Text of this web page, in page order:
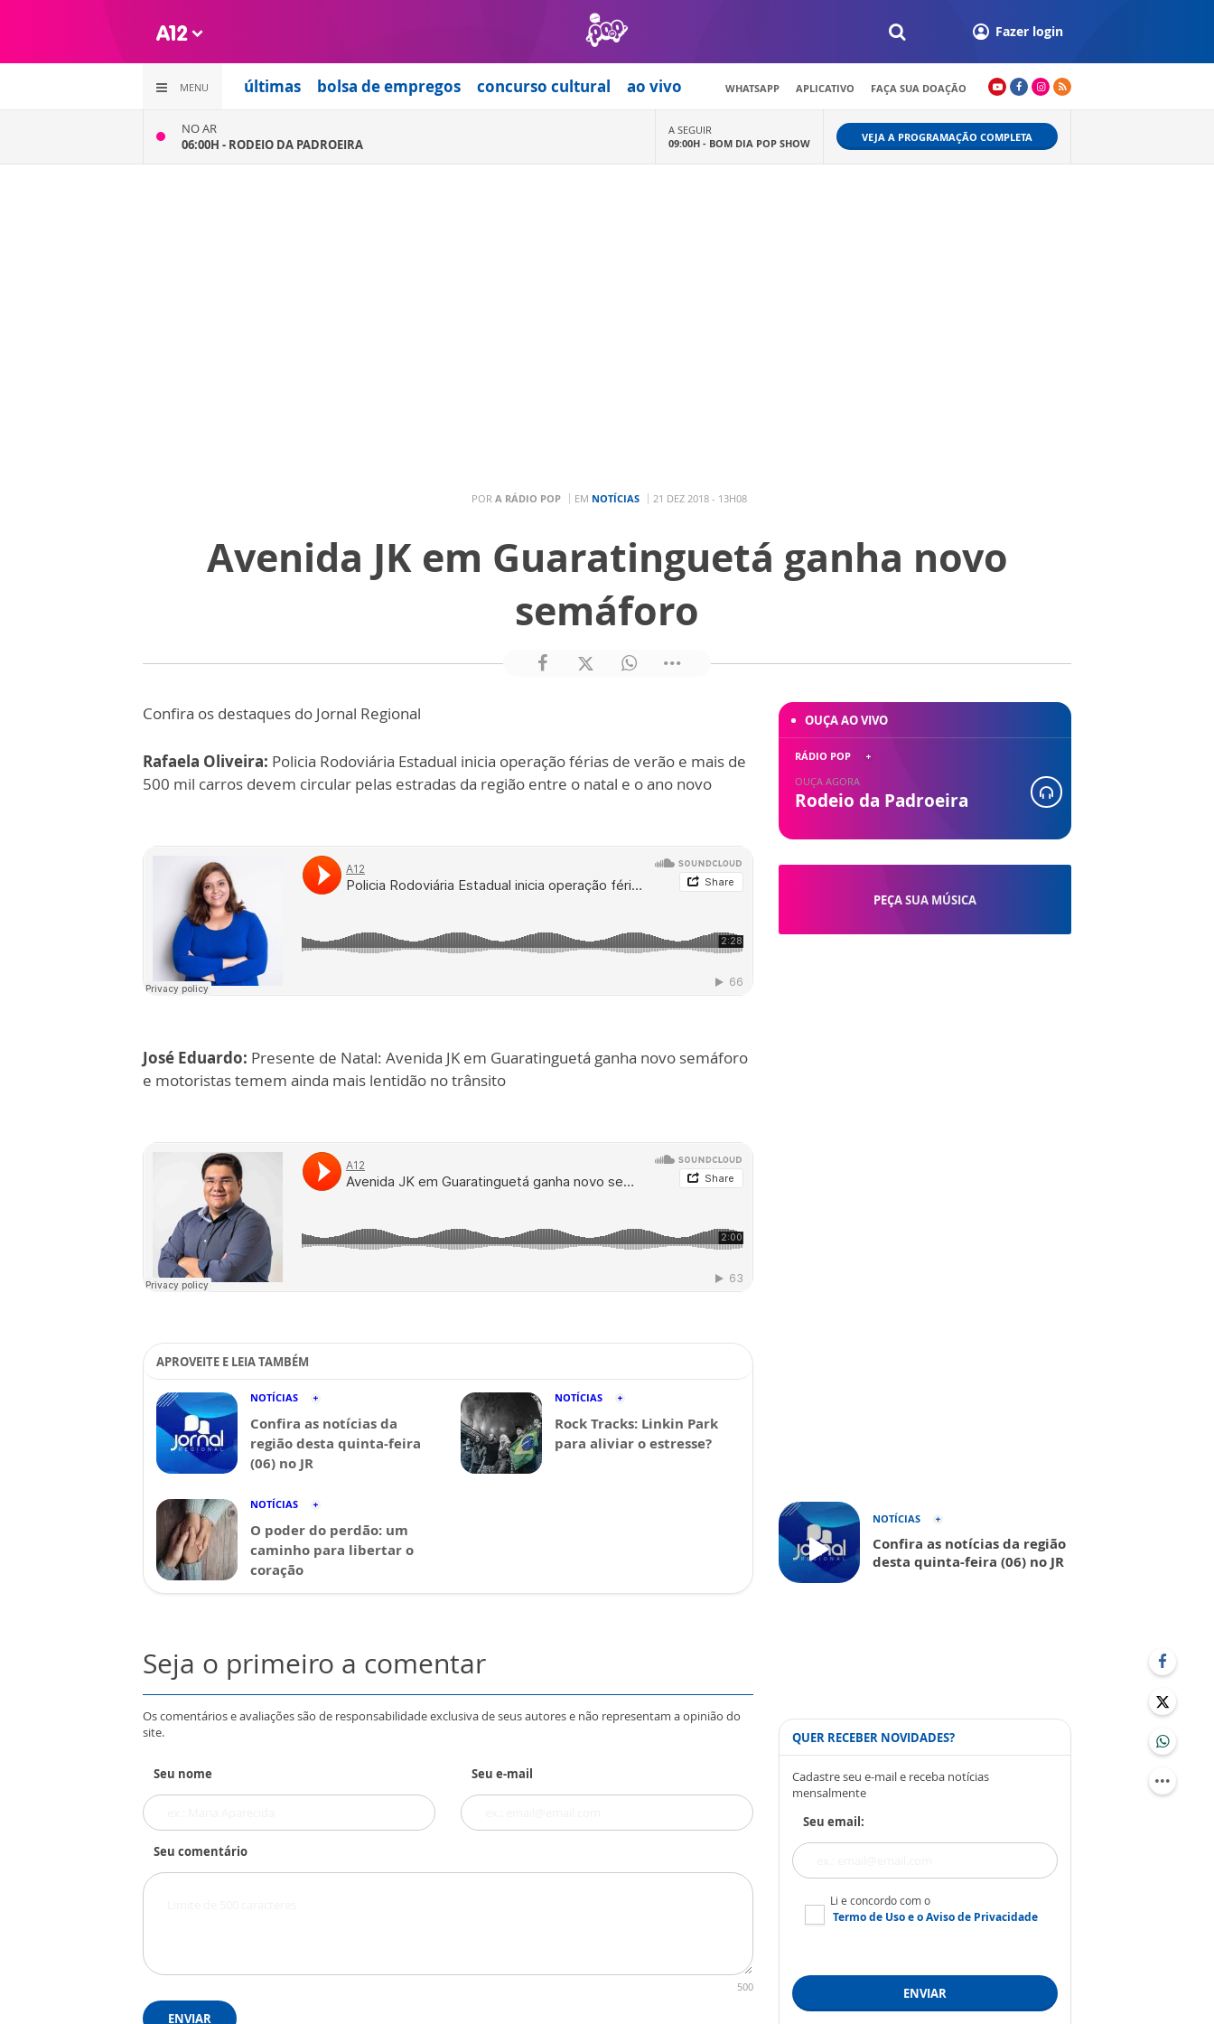
Fazer login
MENU últimas bolsa de empregos concurso cultural ao vivo WHATSAPP APLICATIVO FAÇA SUA DOAÇÃO
NO AR
06:00H - RODEIO DA PADROEIRA
A SEGUIR
09:00H - BOM DIA POP SHOW VEJA A PROGRAMAÇÃO COMPLETA
POR A RÁDIO POP EM NOTÍCIAS 21 DEZ 2018 - 13H08
Avenida JK em Guaratinguetá ganha novo
semáforo
Confira os destaques do Jornal Regional
Rafaela Oliveira: Policia Rodoviária Estadual inicia operação férias de verão e mais de
500 mil carros devem circular pelas estradas da região entre o natal e o ano novo
José Eduardo: Presente de Natal: Avenida JK em Guaratinguetá ganha novo semáforo
e motoristas temem ainda mais lentidão no trânsito
APROVEITE E LEIA TAMBÉM
NOTÍCIAS
Confira as notícias da
região desta quinta-feira
(06) no JR
NOTÍCIAS
Rock Tracks: Linkin Park
para aliviar o estresse?
NOTÍCIAS
O poder do perdão: um
caminho para libertar o
coração
Seja o primeiro a comentar
Os comentários e avaliações são de responsabilidade exclusiva de seus autores e não representam a opinião do
site.
Seu nome Seu e-mail
Seu comentário
500
ENVIAR
PEÇA SUA MÚSICA
OUÇA AO VIVO
RÁDIO POP
OUÇA AGORA
Rodeio da Padroeira
NOTÍCIAS
Confira as notícias da região
desta quinta-feira (06) no JR
QUER RECEBER NOVIDADES?
Cadastre seu e-mail e receba notícias
mensalmente
Seu email:
Li e concordo com o
Termo de Usoe oAviso de Privacidade
ENVIAR